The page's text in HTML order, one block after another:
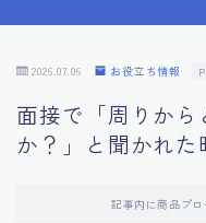
10.フィードバックを
11.オンライン面接の
2026.07.06 お役立ち情報
面接で「周りか
か？」と聞かれ
記事内に商品プ